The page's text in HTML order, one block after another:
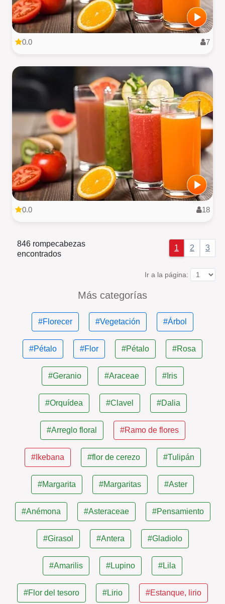
0.0 7
0.0 18
846 rompecabezas
encontrados
1 2 3
Ir a la página:
Más categorías
#Florecer #Vegetación #Árbol
#Pétalo #Flor #Pétalo #Rosa
#Geranio #Araceae #Iris
#Orquídea #Clavel #Dalia
#Arreglo floral #Ramo de flores
#Ikebana #flor de cerezo #Tulipán
#Margarita #Margaritas #Aster
#Anémona #Asteraceae #Pensamiento
#Girasol #Antera #Gladiolo
#Amarilis #Lupino #Lila
#Flor del tesoro #Lirio #Estanque, lirio